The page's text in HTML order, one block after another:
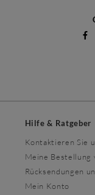
Hilfe & Ratgeber
Kontaktieren Sie
Meine Bestellung
Rücksendungen
Mein Konto